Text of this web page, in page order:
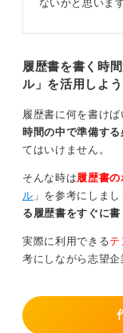
ないかと思いま
履歴書を書く時
ル」を活用しよう
履歴書に何を書け
時間の中で準備す
てはいけません。
そんな時は履歴書の
ル 」を参考にしま
る履歴書をすぐに書
実際に利用できるテ
考にしながら志望企